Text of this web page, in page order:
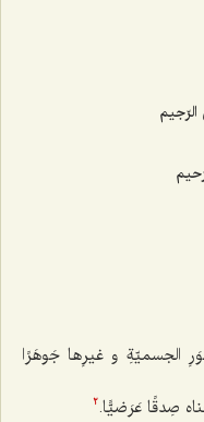
الجسمیّةِ و غیرِها جَوهَرًا
صِدقًا عَرَضیًّا.2